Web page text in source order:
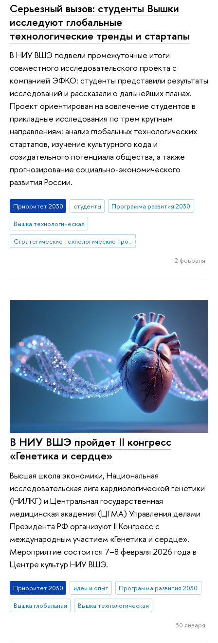
Серьезный вызов: студенты Вышки
исследуют глобальные
технологические тренды и стартапы
В НИУ ВШЭ подвели промежуточные итоги
совместного исследовательского проекта с
компанией ЭФКО: студенты представили результаты
исследований и рассказали о дальнейших планах.
Проект ориентирован на вовлечение студентов в
прикладные исследования по трем крупным
направлениям: анализ глобальных технологических
стартапов, изучение культурного кода и
созидательного потенциала общества, а также
прогнозирование социально-экономического
развития России.
Приоритет 2030 студенты
Программа развития 2030
Вышка технологическая
2 февраля
В НИУ ВШЭ пройдет II конгресс
«Генетика и сердце»
Высшая школа экономики, Национальная
исследовательская лига кардиологической генетики
(НИЛКГ) и Центральная государственная
медицинская академия (ЦГМА) Управления делами
Президента РФ организуют II Конгресс с
международным участием «Генетика и сердце».
Мероприятие состоится 7–8 февраля 2026 года в
Центре культур НИУ ВШЭ.
Приоритет 2030 идеи и опыт
Программа развития 2030
Вышка глобальная
Вышка технологическая
30 января